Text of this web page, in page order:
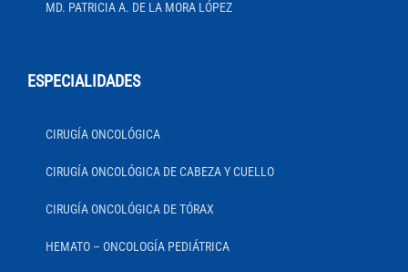
MD. PATRICIA A. DE LA MORA LÓPEZ
ESPECIALIDADES
CIRUGÍA ONCOLÓGICA
CIRUGÍA ONCOLÓGICA DE CABEZA Y CUELLO
CIRUGÍA ONCOLÓGICA DE TÓRAX
HEMATO – ONCOLOGÍA PEDIÁTRICA